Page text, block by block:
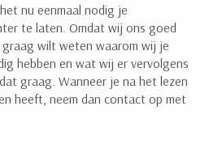
nu eenmaal nodig je
te laten. Omdat wij ons goed
wilt weten waarom wij je
hebben en wat wij er vervolgens
graag. Wanneer je na het lezen
heeft, neem dan contact op met